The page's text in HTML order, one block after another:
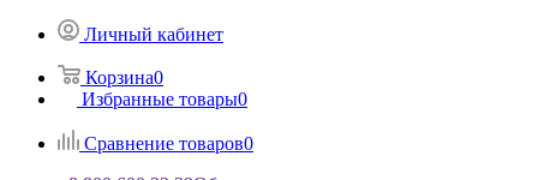
Личный кабинет
Корзина0
Избранные товары0
Сравнение товаров0